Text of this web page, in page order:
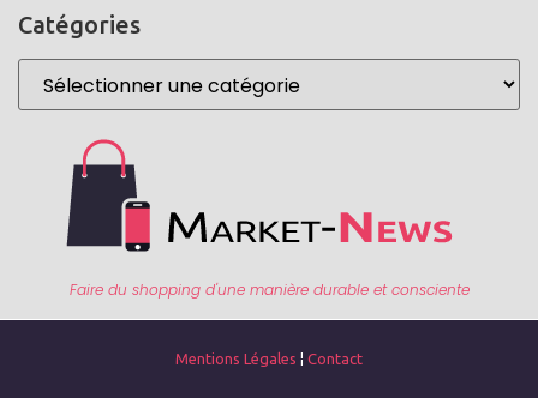
Catégories
Faire du shopping d'une manière durable et consciente
Mentions Légales ¦ Contact